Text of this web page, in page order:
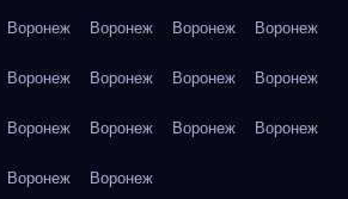
Воронеж Воронеж Воронеж Воронеж
Воронеж Воронеж Воронеж Воронеж
Воронеж Воронеж Воронеж Воронеж
Воронеж Воронеж